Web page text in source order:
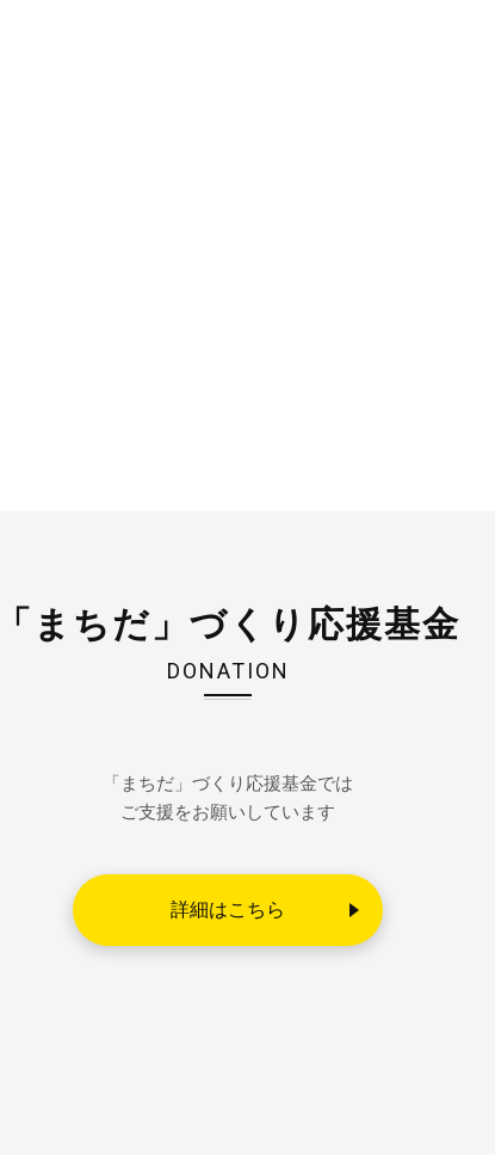
「まちだ」づくり応援基金
DONATION
「まちだ」づくり応援基金では
ご支援をお願いしています
詳細はこちら